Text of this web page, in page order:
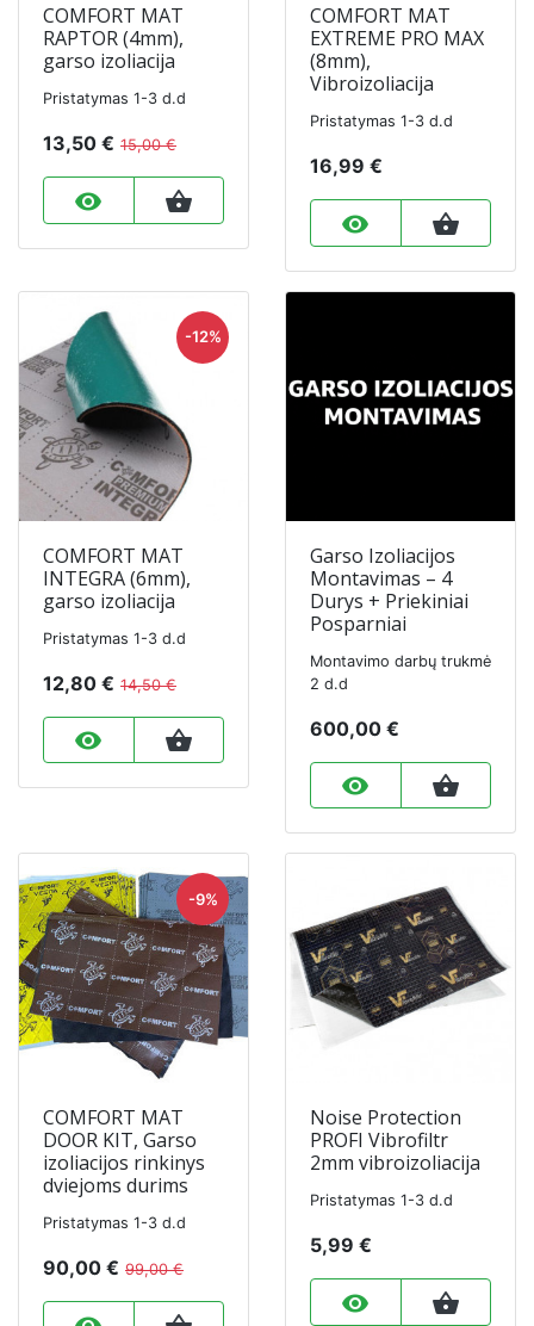
COMFORT MAT
RAPTOR (4mm),
garso izoliacija
Pristatymas 1-3 d.d
13,50 € 15,00 €
remove_red_eye shopping_basket
COMFORT MAT
EXTREME PRO MAX
(8mm),
Vibroizoliacija
Pristatymas 1-3 d.d
16,99 €
remove_red_eye shopping_basket
-12%
COMFORT MAT
INTEGRA (6mm),
garso izoliacija
Pristatymas 1-3 d.d
12,80 € 14,50 €
remove_red_eye shopping_basket
Garso Izoliacijos
Montavimas – 4
Durys + Priekiniai
Posparniai
Montavimo darbų trukmė
2 d.d
600,00 €
remove_red_eye shopping_basket
-9%
COMFORT MAT
DOOR KIT, Garso
izoliacijos rinkinys
dviejoms durims
Pristatymas 1-3 d.d
90,00 € 99,00 €
Noise Protection
PROFI Vibrofiltr
2mm vibroizoliacija
Pristatymas 1-3 d.d
5,99 €
remove_red_eye shopping_basket